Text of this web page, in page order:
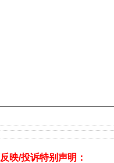
映/投诉特别声明：